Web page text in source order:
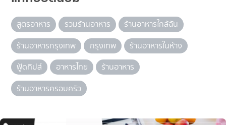
สูตรอาหาร รวมร้านอาหาร
ร้านอาหารใกล้ฉัน
ร้านอาหารกรุงเทพ
กรุงเทพ
ร้านอาหารในห้าง
ฟู้ดทิปส์
อาหารไทย
ร้านอาหาร
ร้านอาหารครอบครัว